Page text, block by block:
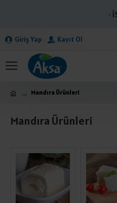
·
Giriş Yap Kayıt Ol
Mandıra Ürünleri
Mandıra Ürünleri